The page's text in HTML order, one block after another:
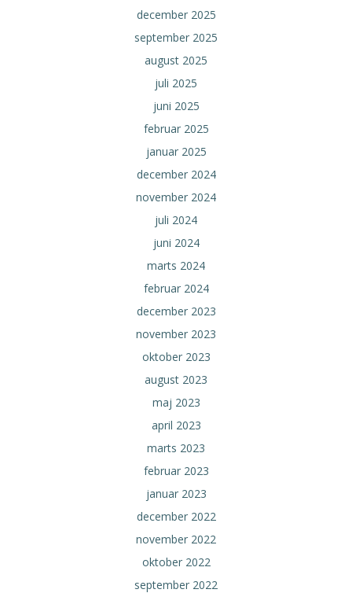
december 2025
september 2025
august 2025
juli 2025
juni 2025
februar 2025
januar 2025
december 2024
november 2024
juli 2024
juni 2024
marts 2024
februar 2024
december 2023
november 2023
oktober 2023
august 2023
maj 2023
april 2023
marts 2023
februar 2023
januar 2023
december 2022
november 2022
oktober 2022
september 2022